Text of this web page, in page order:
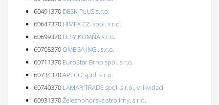
60491370 DESK PLUS s.r.o.
60647370 HIMEX CZ, spol. s r.o.
60699370 LESY KOMŇA s.r.o.
60705370OMEGA ING., s.r.o.
60711370 EuroStar Brno spol. s r.o.
60734370APECO spol. s r.o.
60740370 LAMAR TRADE spol. s r.o., v likvidaci
60931370Železnohorské strojírny, s.r.o.